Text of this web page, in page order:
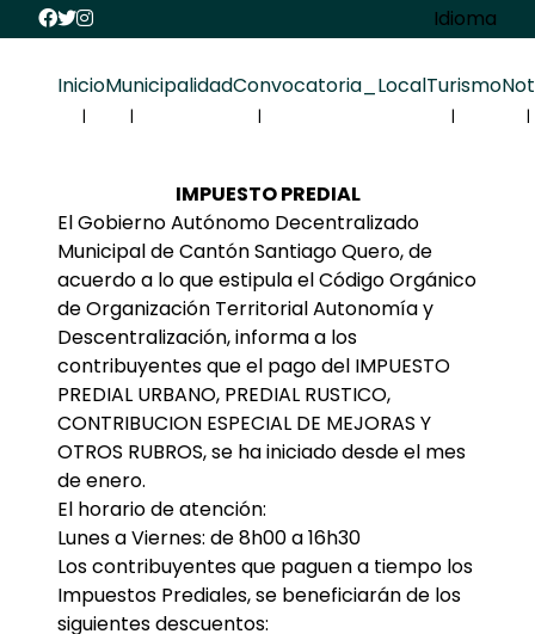
Idioma
InicioMunicipalidadConvocatoria_LocalTurismo
IMPUESTO PREDIAL
El Gobierno Autónomo Decentralizado
Municipal de Cantón Santiago Quero, de
acuerdo a lo que estipula el Código Orgánico
de Organización Territorial Autonomía y
Descentralización, informa a los
contribuyentes que el pago del IMPUESTO
PREDIAL URBANO, PREDIAL RUSTICO,
CONTRIBUCION ESPECIAL DE MEJORAS Y
OTROS RUBROS, se ha iniciado desde el mes
de enero.
El horario de atención:
Lunes a Viernes: de 8h00 a 16h30
Los contribuyentes que paguen a tiempo los
Impuestos Prediales, se beneficiarán de los
siguientes descuentos: